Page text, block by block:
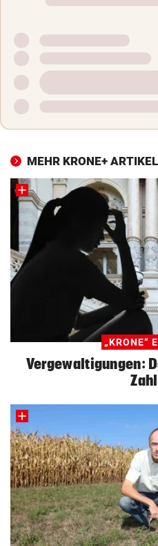
MEHR KRONE+ ARTIKEL
„KRONE“
Vergewaltigungen: